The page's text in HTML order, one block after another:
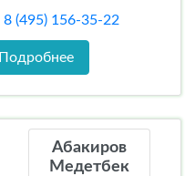
8 (495) 156-35-22
Подробнее
Абакиров
Медетбек